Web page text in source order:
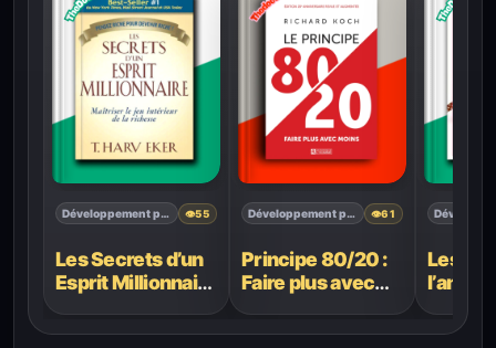
Développement personnel 👁55
Les Secrets d’un
Esprit Millionnaire
Développement personnel 👁61
Principe 80/20 :
Faire plus avec
Koch
Les 5
l’amour